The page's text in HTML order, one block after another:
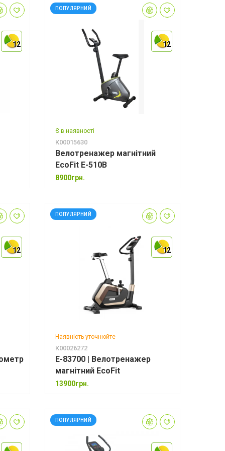
12
12
12 12
12
12
ПОПУЛЯРНИЙ
Є в наявності
К00015630
Велотренажер магнітний
EcoFit E-510B
8900грн.
12
12
12 12
12
12
ПОПУЛЯРНИЙ
Наявність уточнюйте
К00026272
E-83700 | Велотренажер
магнітний EcoFit
13900грн.
ПОПУЛЯРНИЙ